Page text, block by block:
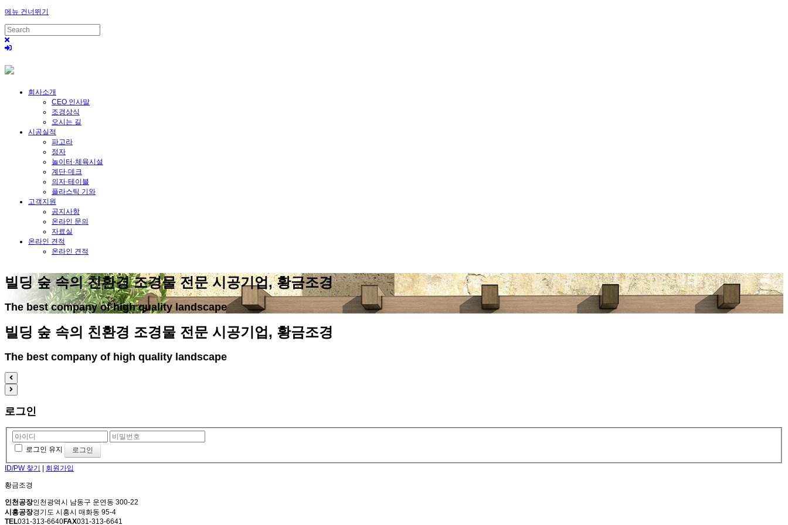
메뉴 건너뛰기
회사소개
CEO 인사말
조경상식
오시는 길
시공실적
파고라
정자
놀이터·체육시설
계단·데크
의자·테이블
플라스틱 기와
고객지원
공지사항
온라인 문의
자료실
온라인 견적
온라인 견적
빌딩 숲 속의 친환경 조경물 전문 시공기업, 황금조경
The best company of high quality landscape
빌딩 숲 속의 친환경 조경물 전문 시공기업, 황금조경
The best company of high quality landscape
로그인
로그인 유지
ID/PW 찾기 회원가입
황금조경
인천공장인천광역시 남동구 운연동 300-22
시흥공장경기도 시흥시 매화동 95-4
TEL031-313-6640FAX031-313-6641